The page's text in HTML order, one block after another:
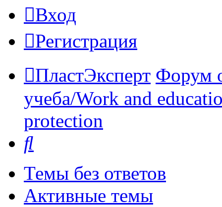
Вход
Регистрация
ПластЭксперт Форум
учеба/Work and
protection
Темы без ответов
Активные темы